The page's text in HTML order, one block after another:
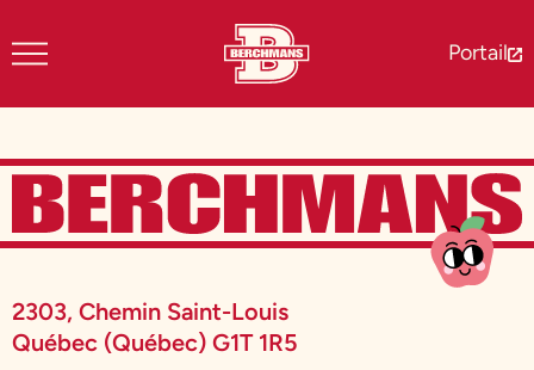
Portail
2303, Chemin Saint-Louis
Québec (Québec) G1T 1R5